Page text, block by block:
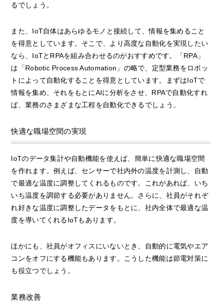
るでしょう。
また、IoT自体はあらゆるモノと接続して、情報を集めること
を得意としています。そこで、より高度な自動化を実現したい
なら、IoTとRPAを組み合わせるのがおすすめです。「RPA」
は「Robotic Process Automation」の略で、定型業務をロボッ
トによって自動化することを得意としています。まずはIoTで
情報を集め、それをもとにAIに分析をさせ、RPAで自動化すれ
ば、業務のさまざまな工程を自動化できるでしょう。
快適な職場空間の実現
IoTのデータ集計や自動機能を使えば、簡単に快適な職場空間
を作れます。例えば、センサーで社内外の温度を計測し、自動
で最適な温度に調整してくれるものです。これがあれば、いち
いち温度を調節する必要がありません。さらに、社員がそれぞ
れ好きな温度に調整したデータをもとに、社内全体で最適な温
度を導いてくれるIoTもあります。
ほかにも、社員がオフィスにいないとき、自動的に電気やエア
コンをオフにする機能もあります。こうした機能は節電対策に
も役立つでしょう。
業務改善